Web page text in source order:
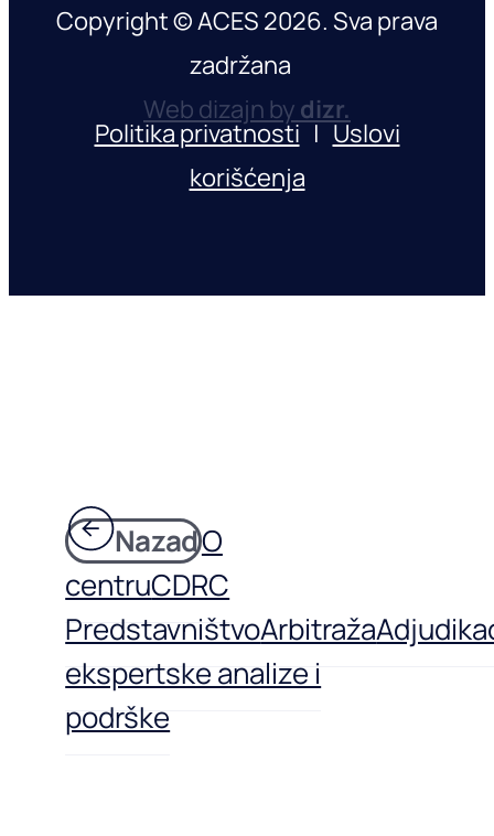
Copyright © ACES 2026. Sva prava
zadržana
Web dizajn bydizr.
Politika privatnosti|Uslovi
korišćenja
NazadO
centruCDRC
PredstavništvoArbitraža
ekspertske analize i
podrške